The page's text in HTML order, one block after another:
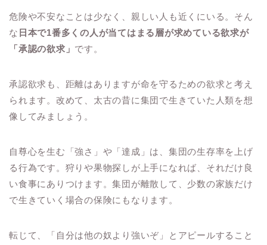
危険や不安なことは少なく、親しい人も近くにいる。そん
な 日本で1番多くの人が当てはまる層が求めている欲求が
「承認の欲求」 です。
承認欲求も、距離はありますが命を守るための欲求と考え
られます。改めて、太古の昔に集団で生きていた人類を想
像してみましょう。
自尊心を生む「強さ」や「達成」は、集団の生存率を上げ
る行為です。狩りや果物探しが上手になれば、それだけ良
い食事にありつけます。集団が離散して、少数の家族だけ
で生きていく場合の保険にもなります。
転じて、「自分は他の奴より強いぞ」とアピールすること